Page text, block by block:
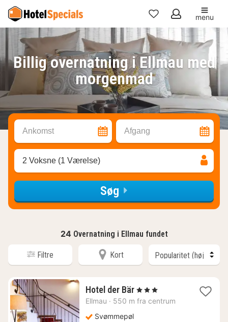
Mine
favoritter
menu
Billig overnatning i Ellmau med
morgenmad
Ankomst Afgang
2 Voksne (1 Værelse)
Søg
24 Overnatning i Ellmau fundet
Filtre Kort
Hotel der Bär1
nat
, 3 Stjerner
Ellmau · 550 m fra centrum
Svømmepøl